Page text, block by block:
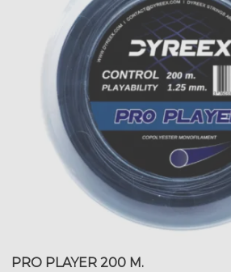
PRO PLAYER 200 M.